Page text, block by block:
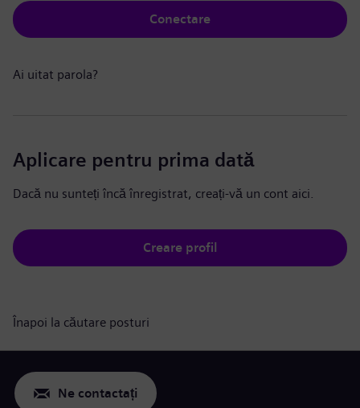
Conectare
Ai uitat parola?
Aplicare pentru prima dată
Dacă nu sunteți încă înregistrat, creați-vă un cont aici.
Creare profil
Înapoi la căutare posturi
Ne contactați